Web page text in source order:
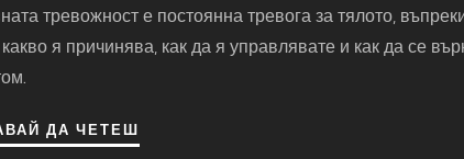
тревожност е постоянна тревога за тялото,
я причинява, как да я управлявате и как да се
ДА ЧЕТЕШ